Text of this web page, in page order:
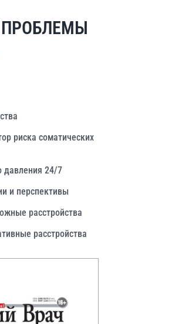
риска соматических
давления 24/7
и перспективы
расстройства
расстройства